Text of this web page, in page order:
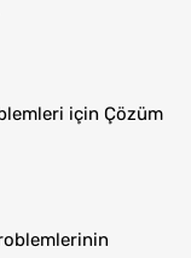
için Çözüm